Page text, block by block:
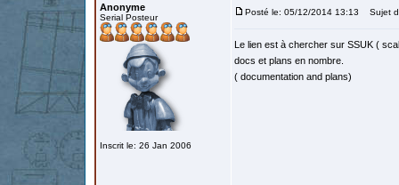
Anonyme
Serial Posteur
Inscrit le: 26 Jan 2006
Posté le: 05/12/2014 13:13 Sujet
Le lien est à chercher sur SSUK (
docs et plans en nombre.
( documentation and plans)